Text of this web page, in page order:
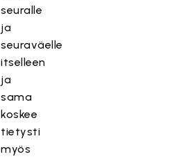
seuralle
ja
seuraväelle
itselleen
ja
sama
koskee
tietysti
myös